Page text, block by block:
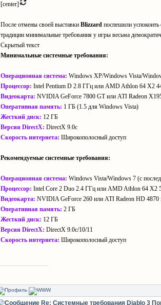
[center]
После отмены своей выставки Blizzard поспешили
традиции минимальные требования у игры весьма
Скрытый текст
Минимальные системные требования:
Операционная система: Windows XP/Windows Vista/
Процессор: Intel Pentium D 2.8 ГГц или AMD Athlon 64 X2
Видеокарта: NVIDIA GeForce 7800 GT или ATI Radeon
Оперативная память: 1 ГБ (1.5 для Windows Vista)
Жесткий диск: 12 ГБ
Версия DirectX: DirectX 9.0c
Скорость интернета: Широкополосный доступ
Рекомендуемые системные требования:
Операционная система: Windows Vista/Windows 7 (c
Процессор: Intel Core 2 Duo 2.4 ГГц или AMD Athlon 64 X2
Видеокарта: NVIDIA GeForce 260 или ATI Radeon HD 4870
Оперативная память: 2 ГБ
Жесткий диск: 12 ГБ
Версия DirectX: DirectX 9.0c/10/11
Скорость интернета: Широкополосный доступ
Re: Системные требования Diablo 3